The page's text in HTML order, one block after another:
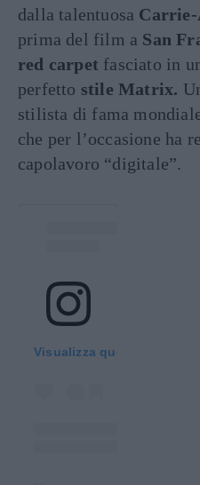
dalla talentuosa Carrie-
prima del film a San
red carpet fasciato in
perfetto stile Matrix.
stilista di fama
che per l’occasione ha
capolavoro “digitale”.
Visualizza questo post su